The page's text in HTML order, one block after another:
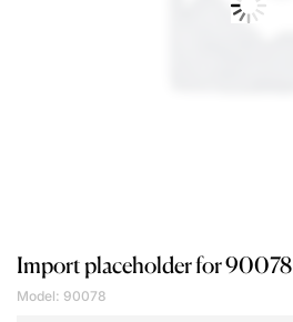
Import placeholder for 90078
Model: 90078